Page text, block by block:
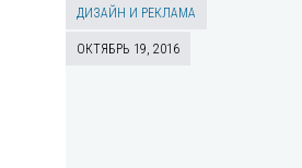
ДИЗАЙН И РЕКЛАМА
ОКТЯБРЬ 19, 2016